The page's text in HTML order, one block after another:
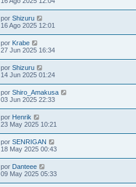
por Shizuru
16 Ago 2025 12:01
por Krabe
27 Jun 2025 16:34
por Shizuru
14 Jun 2025 01:24
por Shiro_Amakusa
03 Jun 2025 22:33
por Henrik
23 May 2025 10:21
por SENRIGAN
18 May 2025 00:43
por Danteee
09 May 2025 05:33